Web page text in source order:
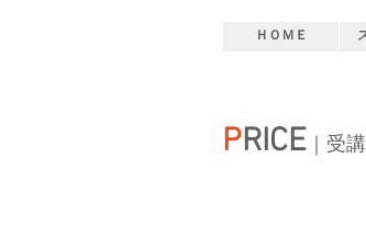
ＨＯＭＥ
PRICE ｜受